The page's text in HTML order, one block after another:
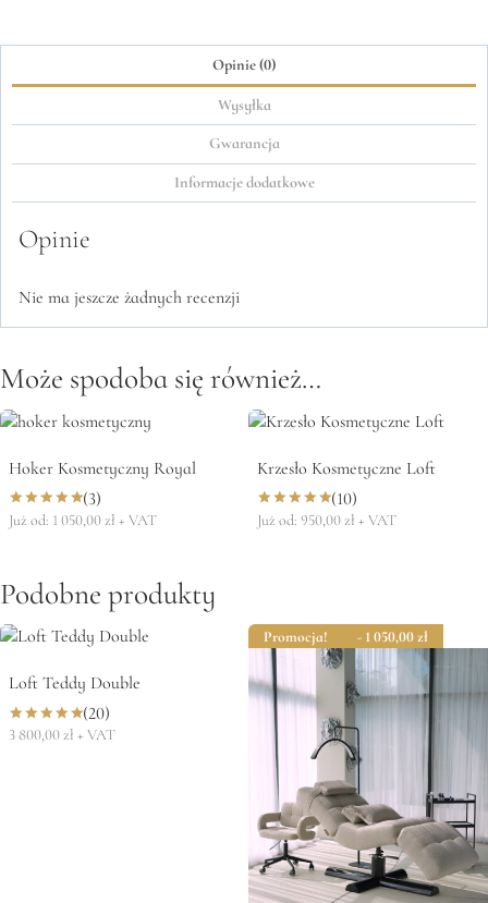
Opinie (0)
Wysyłka
Gwarancja
Informacje dodatkowe
Opinie
Nie ma jeszcze żadnych recenzji
Może spodoba się również…
Hoker Kosmetyczny Royal
Oceniono
5.00
(3)
Już od: 1 050,00zł + VAT
Krzesło Kosmetyczne Loft
Oceniono
5.00
(10)
Już od: 950,00zł + VAT
Podobne produkty
Loft Teddy Double
Oceniono
(20)
3 800,00zł + VAT
Promocja! - 1 050,00zł